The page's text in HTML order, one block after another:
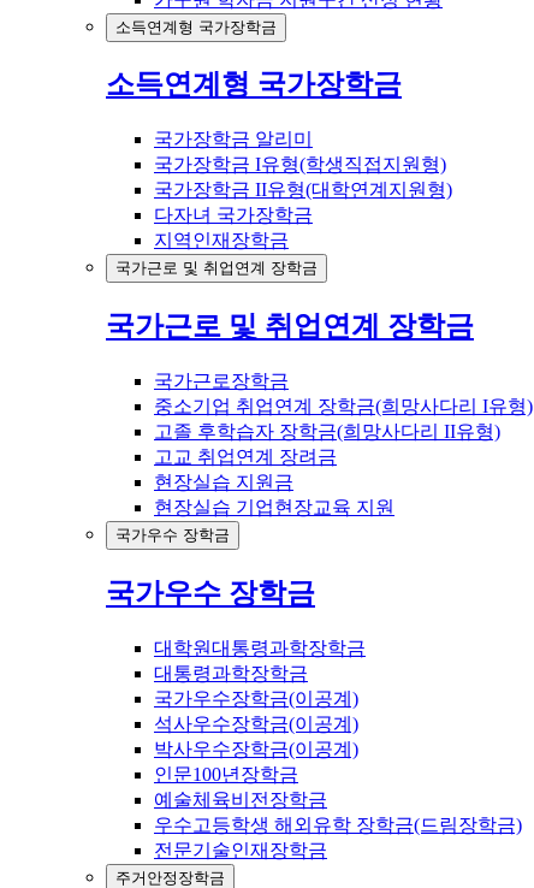
소득연계형 국가장학금
소득연계형 국가장학금
국가장학금 알리미
국가장학금 I유형(학생직접지원형)
국가장학금 II유형(대학연계지원형)
다자녀 국가장학금
지역인재장학금
국가근로 및 취업연계 장학금
국가근로 및 취업연계 장학금
국가근로장학금
중소기업 취업연계 장학금(희망사다리 I유형)
고졸 후학습자 장학금(희망사다리 II유형)
고교 취업연계 장려금
현장실습 지원금
현장실습 기업현장교육 지원
국가우수 장학금
국가우수 장학금
대학원대통령과학장학금
대통령과학장학금
국가우수장학금(이공계)
석사우수장학금(이공계)
박사우수장학금(이공계)
인문100년장학금
예술체육비전장학금
우수고등학생 해외유학 장학금(드림장학금)
전문기술인재장학금
주거안정장학금